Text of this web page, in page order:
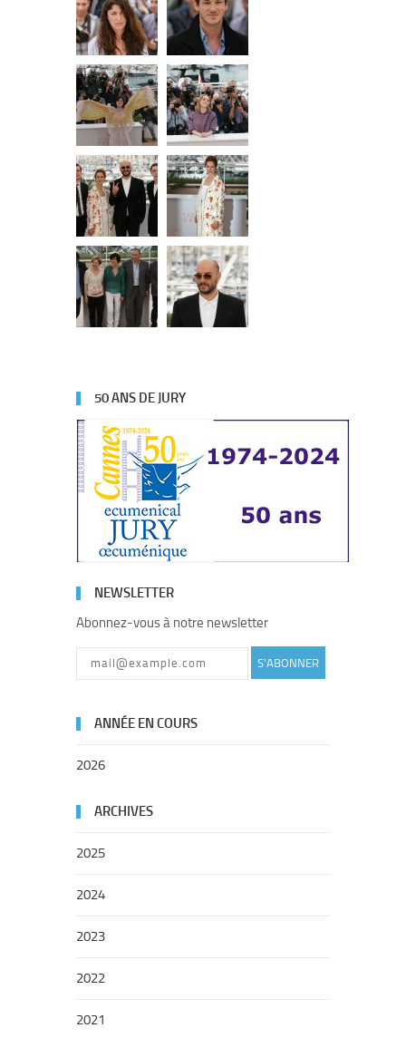
50 ANS DE JURY
NEWSLETTER
Abonnez-vous à notre newsletter
S'ABONNER
ANNÉE EN COURS
2026
ARCHIVES
2025
2024
2023
2022
2021